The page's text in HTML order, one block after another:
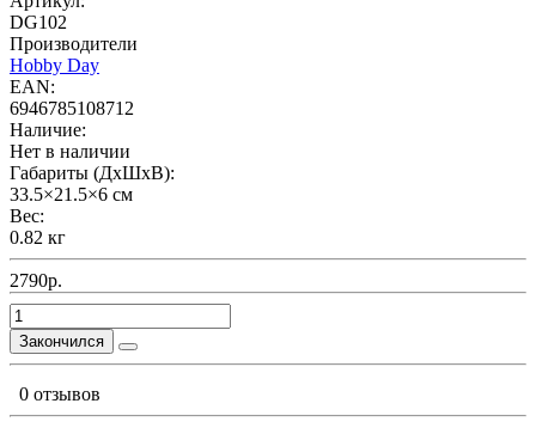
DG102
Производители
Hobby Day
EAN:
6946785108712
Наличие:
Нет в наличии
Габариты (ДхШхВ):
33.5×21.5×6 см
Вес:
0.82 кг
2790р.
Закончился
0 отзывов